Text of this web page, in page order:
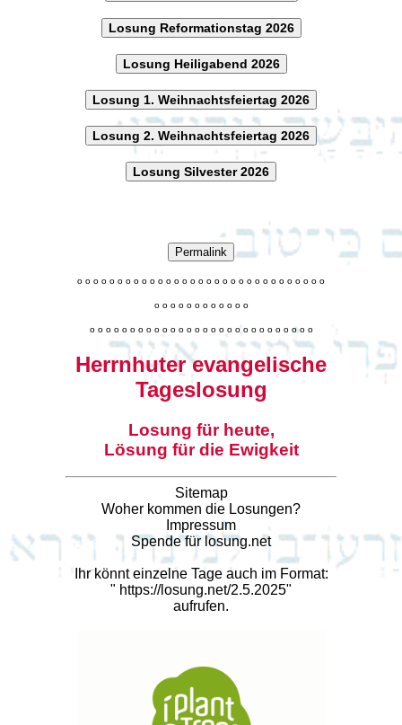
Losung Reformationstag 2026
Losung Heiligabend 2026
Losung 1. Weihnachtsfeiertag 2026
Losung 2. Weihnachtsfeiertag 2026
Losung Silvester 2026
Permalink
o o o o o o o o o o o o o o o o o o o o o o o o o o o o o o o
o o o o o o o o o o o o
o o o o o o o o o o o o o o o o o o o o o o o o o o o o
Herrnhuter evangelische
Tageslosung
Losung für heute,
Lösung für die Ewigkeit
Sitemap
Woher kommen die Losungen?
Impressum
Spende für losung.net
Ihr könnt einzelne Tage auch im Format:
" https://losung.net/2.5.2025"
aufrufen.